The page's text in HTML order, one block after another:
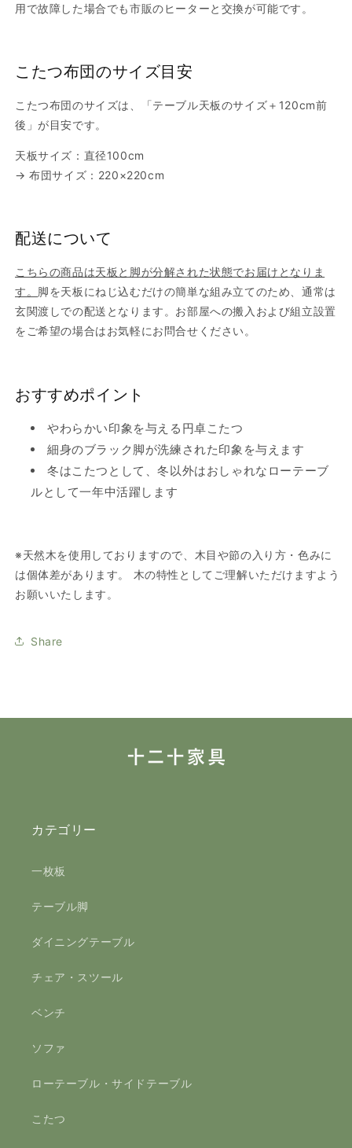
用で故障した場合でも市販のヒーターと交換が可能です。
こたつ布団のサイズ目安
こたつ布団のサイズは、「テーブル天板のサイズ＋120cm前
後」が目安です。
天板サイズ：直径100cm
→ 布団サイズ：220×220cm
配送について
こちらの商品は天板と脚が分解された状態でお届けとなりま
す。 脚を天板にねじ込むだけの簡単な組み立てのため、通常は
玄関渡しでの配送となります。お部屋への搬入および組立設置
をご希望の場合はお気軽にお問合せください。
おすすめポイント
やわらかい印象を与える円卓こたつ
細身のブラック脚が洗練された印象を与えます
冬はこたつとして、冬以外はおしゃれなローテーブ
ルとして一年中活躍します
※天然木を使用しておりますので、木目や節の入り方・色みに
は個体差があります。 木の特性としてご理解いただけますよう
お願いいたします。
Share
カテゴリー
一枚板
テーブル脚
ダイニングテーブル
チェア・スツール
ベンチ
ソファ
ローテーブル・サイドテーブル
こたつ